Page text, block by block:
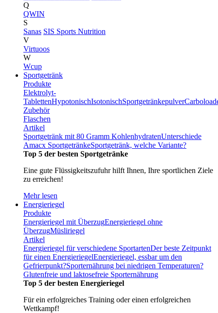
Q
QWIN
S
Sanas SIS Sports Nutrition
V
Virtuoos
W
Wcup
Sportgetränk
Produkte
Elektrolyt-
TablettenHypotonischIsotonischSportgetränkepulver
Zubehör
Flaschen
Artikel
Sportgetränk mit 80 Gramm KohlenhydratenUnterschiede
Amacx SportgetränkeSportgetränk, welche Variante?
Top 5 der besten Sportgetränke
Eine gute Flüssigkeitszufuhr hilft Ihnen, Ihre sportlichen Ziele
zu erreichen!
Mehr lesen
Energieriegel
Produkte
Energieriegel mit ÜberzugEnergieriegel ohne
ÜberzugMüsliriegel
Artikel
Energieriegel für verschiedene SportartenDer beste Zeitpunkt
für einen EnergieriegelEnergieriegel, essbar um den
Gefrierpunkt?Sporternährung bei niedrigen Temperaturen?
Glutenfreie und laktosefreie Sporternährung
Top 5 der besten Energieriegel
Für ein erfolgreiches Training oder einen erfolgreichen
Wettkampf!